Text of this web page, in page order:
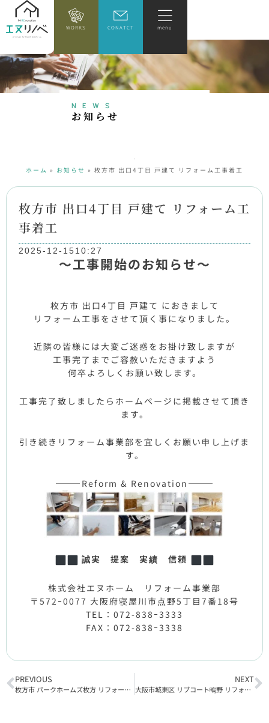
WORKS CONATCT menu
NEWS
お知 ら せ
ホーム » お知らせ » 枚方市 出口4丁目 戸建て リフォーム工事着工
枚方市 出口4丁目 戸建て リフォーム工
事着工
2025-12-1510:27
～工事開始のお知らせ～
枚方市 出口4丁目 戸建て におきまして
リフォーム工事をさせて頂く事になりました。
近隣の皆様には大変ご迷惑をお掛け致しますが
工事完了までご容赦いただきますよう
何卒よろしくお願い致します。
工事完了致しましたらホームページに掲載させて頂き
ます。
引き続きリフォーム事業部を宜しくお願い申し上げま
す。
———Reform & Renovation———
誠実 提案 実績 信頼
株式会社エヌホーム リフォーム事業部
〒572ｰ0077 大阪府寝屋川市点野5丁目7番18号
TEL：072-838ｰ3333
FAX：072-838ｰ3338
PREVIOUS
枚方市 パークホームズ枚方 リフォーム工事着工
NEXT
大阪市城東区 リブコート鴫野 リフォーム工事完了